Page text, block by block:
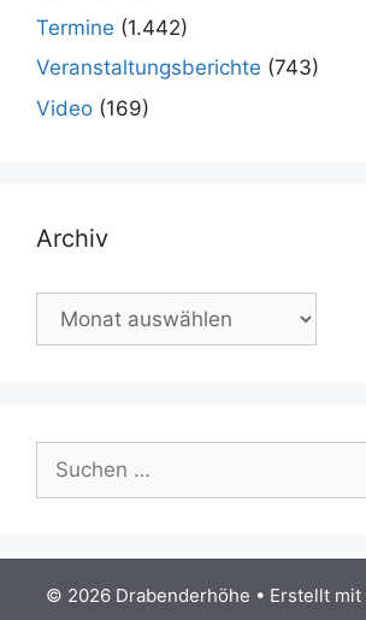
Termine (1.442)
Veranstaltungsberichte (743)
Video (169)
Archiv
Archiv
nach:
© 2026 Drabenderhöhe • Erstellt mit